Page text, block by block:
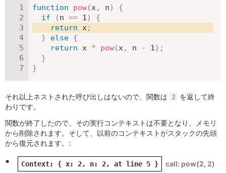
function pow(x, n)
{
if
(n == 1)
{
return x;
}
else {
return x * pow(x, n - 1) ;
}
}
それ以上ネストされた呼び出しはないので、関数は 2 を返して終
わりです。
関数が終了したので、その実行コンテキストは不要となり、メモリ
から削除されます。そして、以前のコンテキストがスタックの先頭
から復元されます。:
Context: { x: 2, n: 2, at line 5 } pow(2, 2)